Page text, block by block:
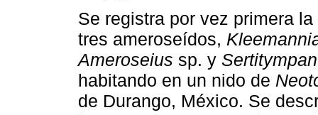
Se registra por vez primera
tres ameroseídos,
Ameroseius sp. y
habitando en un nido de
de Durango, México. Se